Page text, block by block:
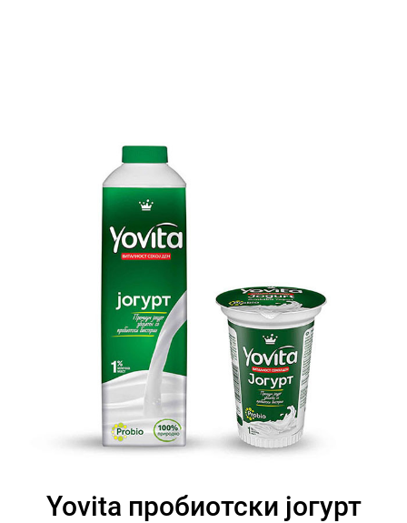
Yovita пробиотски јогурт